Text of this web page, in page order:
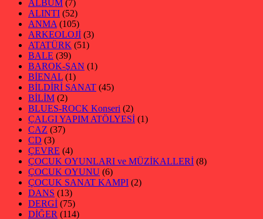
ALBÜM (7)
ALINTI (52)
ANMA (105)
ARKEOLOJİ (3)
ATATÜRK (51)
BALE (39)
BAROK-ŞAN (1)
BİENAL (1)
BİLDİRİ SANAT (45)
BİLİM (2)
BLUES-ROCK Konseri (2)
ÇALGI YAPIM ATÖLYESİ (1)
CAZ (37)
CD (3)
ÇEVRE (4)
ÇOCUK OYUNLARI ve MÜZİKALLERİ (8)
ÇOCUK OYUNU (6)
ÇOCUK SANAT KAMPI (2)
DANS (13)
DERGİ (75)
DİĞER (114)